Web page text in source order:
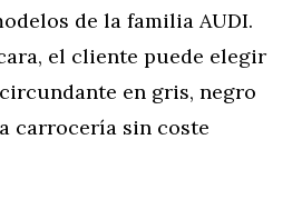
de la familia AUDI.
el cliente puede elegir
en gris, negro
carrocería sin coste